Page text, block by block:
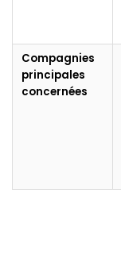
Compagnies
principales
concernées